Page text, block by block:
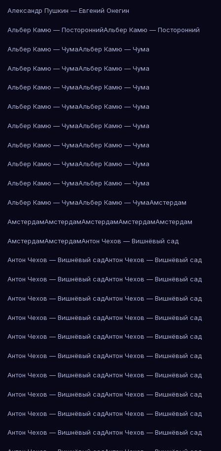
Александр Пушкин — Евгений Онегин
Альбер Камю — ПостороннийАльбер Камю — Посторонний
Альбер Камю — ЧумаАльбер Камю — Чума
Альбер Камю — ЧумаАльбер Камю — Чума
Альбер Камю — ЧумаАльбер Камю — Чума
Альбер Камю — ЧумаАльбер Камю — Чума
Альбер Камю — ЧумаАльбер Камю — Чума
Альбер Камю — ЧумаАльбер Камю — Чума
Альбер Камю — ЧумаАльбер Камю — Чума
Альбер Камю — ЧумаАльбер Камю — Чума
Альбер Камю — ЧумаАльбер Камю — ЧумаАмстердам
АмстердамАмстердамАмстердамАмстердамАмстердам
АмстердамАмстердамАнтон Чехов — Вишнёвый сад
Антон Чехов — Вишнёвый садАнтон Чехов — Вишнёвый сад
Антон Чехов — Вишнёвый садАнтон Чехов — Вишнёвый сад
Антон Чехов — Вишнёвый садАнтон Чехов — Вишнёвый сад
Антон Чехов — Вишнёвый садАнтон Чехов — Вишнёвый сад
Антон Чехов — Вишнёвый садАнтон Чехов — Вишнёвый сад
Антон Чехов — Вишнёвый садАнтон Чехов — Вишнёвый сад
Антон Чехов — Вишнёвый садАнтон Чехов — Вишнёвый сад
Антон Чехов — Вишнёвый садАнтон Чехов — Вишнёвый сад
Антон Чехов — Вишнёвый садАнтон Чехов — Вишнёвый сад
Антон Чехов — Вишнёвый садАнтон Чехов — Вишнёвый сад